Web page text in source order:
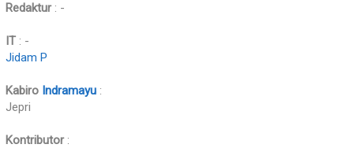
Redaktur: -
IT : -
Jidam P
Kabiro Indramayu :
Jepri
Kontributor: